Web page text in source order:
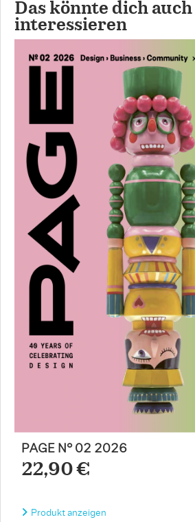
Das könnte dich auch
interessieren
PAGE N° 02 2026
22,90 €
Produkt anzeigen